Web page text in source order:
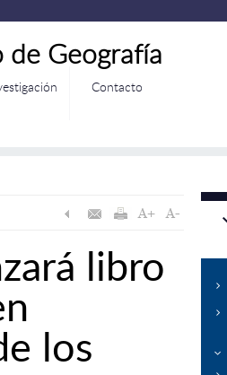
de Geografía
Contacto
libro
los